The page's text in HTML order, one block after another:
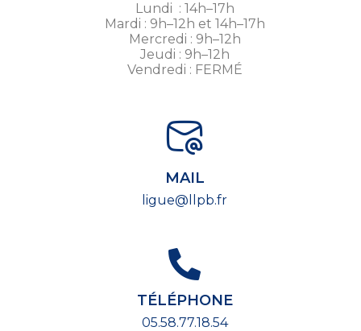
Lundi : 14h–17h
Mardi : 9h–12h et 14h–17h
Mercredi : 9h–12h
Jeudi : 9h–12h
Vendredi : FERMÉ
MAIL
ligue@llpb.fr
TÉLÉPHONE
05.58.77.18.54